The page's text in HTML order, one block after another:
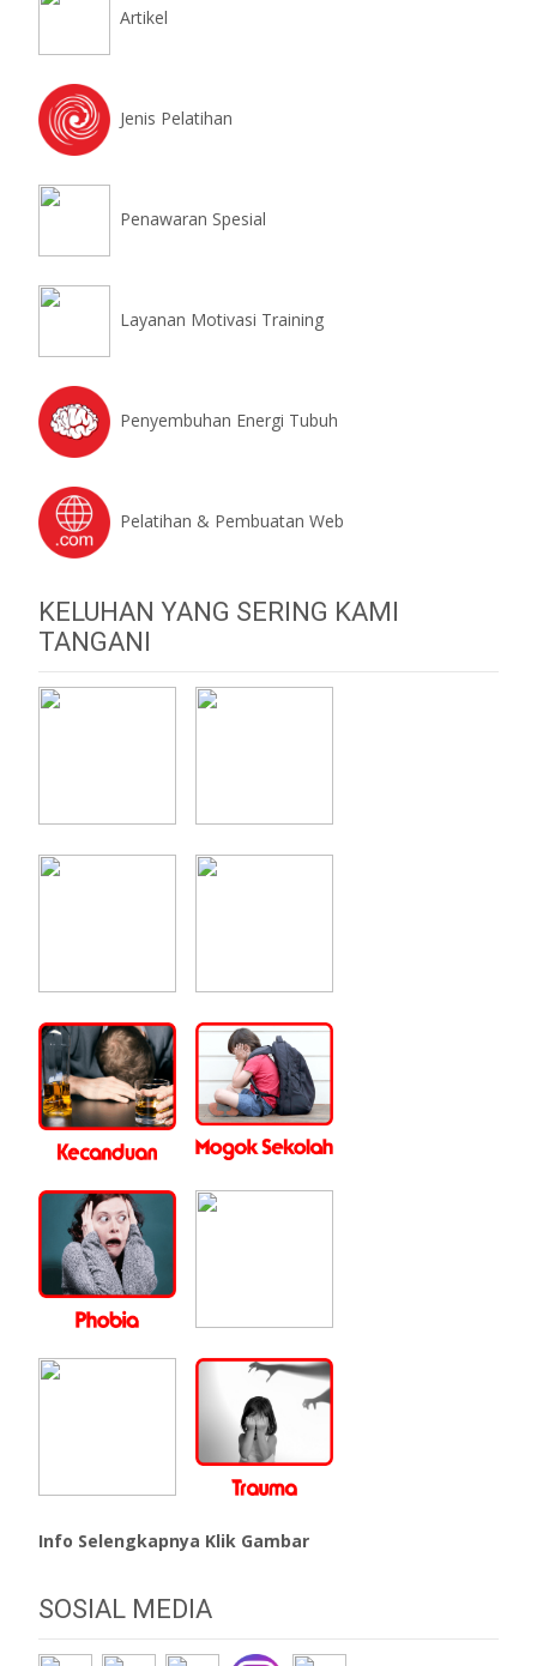
Artikel
Jenis Pelatihan
Penawaran Spesial
Layanan Motivasi Training
Penyembuhan Energi Tubuh
Pelatihan & Pembuatan Web
KELUHAN YANG SERING KAMI
TANGANI
Info Selengkapnya Klik Gambar
SOSIAL MEDIA